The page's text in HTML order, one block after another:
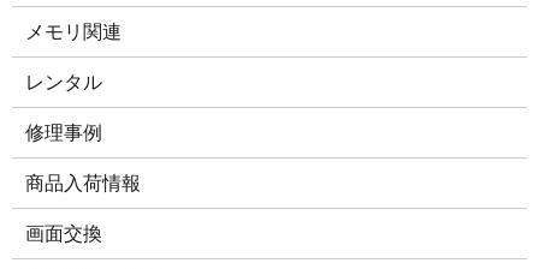
メモリ関連
レンタル
修理事例
商品入荷情報
画面交換